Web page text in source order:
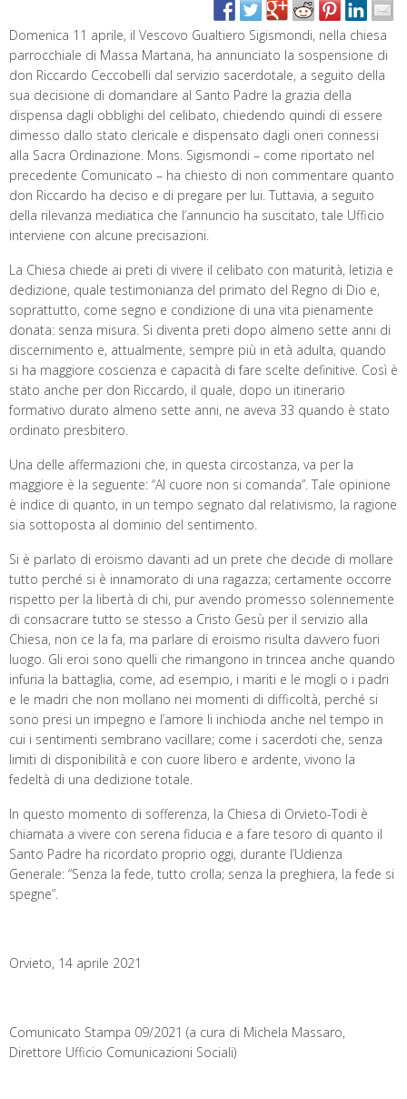
Domenica 11 aprile, il Vescovo Gualtiero Sigismondi, nella chiesa
parrocchiale di Massa Martana, ha annunciato la sospensione di
don Riccardo Ceccobelli dal servizio sacerdotale, a seguito della
sua decisione di domandare al Santo Padre la grazia della
dispensa dagli obblighi del celibato, chiedendo quindi di essere
dimesso dallo stato clericale e dispensato dagli oneri connessi
alla Sacra Ordinazione. Mons. Sigismondi – come riportato nel
precedente Comunicato – ha chiesto di non commentare quanto
don Riccardo ha deciso e di pregare per lui. Tuttavia, a seguito
della rilevanza mediatica che l’annuncio ha suscitato, tale Ufficio
interviene con alcune precisazioni.
La Chiesa chiede ai preti di vivere il celibato con maturità, letizia e
dedizione, quale testimonianza del primato del Regno di Dio e,
soprattutto, come segno e condizione di una vita pienamente
donata: senza misura. Si diventa preti dopo almeno sette anni di
discernimento e, attualmente, sempre più in età adulta, quando
si ha maggiore coscienza e capacità di fare scelte definitive. Così è
stato anche per don Riccardo, il quale, dopo un itinerario
formativo durato almeno sette anni, ne aveva 33 quando è stato
ordinato presbitero.
Una delle affermazioni che, in questa circostanza, va per la
maggiore è la seguente: “Al cuore non si comanda”. Tale opinione
è indice di quanto, in un tempo segnato dal relativismo, la ragione
sia sottoposta al dominio del sentimento.
Si è parlato di eroismo davanti ad un prete che decide di mollare
tutto perché si è innamorato di una ragazza; certamente occorre
rispetto per la libertà di chi, pur avendo promesso solennemente
di consacrare tutto se stesso a Cristo Gesù per il servizio alla
Chiesa, non ce la fa, ma parlare di eroismo risulta davvero fuori
luogo. Gli eroi sono quelli che rimangono in trincea anche quando
infuria la battaglia, come, ad esempio, i mariti e le mogli o i padri
e le madri che non mollano nei momenti di difficoltà, perché si
sono presi un impegno e l’amore li inchioda anche nel tempo in
cui i sentimenti sembrano vacillare; come i sacerdoti che, senza
limiti di disponibilità e con cuore libero e ardente, vivono la
fedeltà di una dedizione totale.
In questo momento di sofferenza, la Chiesa di Orvieto-Todi è
chiamata a vivere con serena fiducia e a fare tesoro di quanto il
Santo Padre ha ricordato proprio oggi, durante l’Udienza
Generale: “Senza la fede, tutto crolla; senza la preghiera, la fede si
spegne”.
Orvieto, 14 aprile 2021
Comunicato Stampa 09/2021 (a cura di Michela Massaro,
Direttore Ufficio Comunicazioni Sociali)